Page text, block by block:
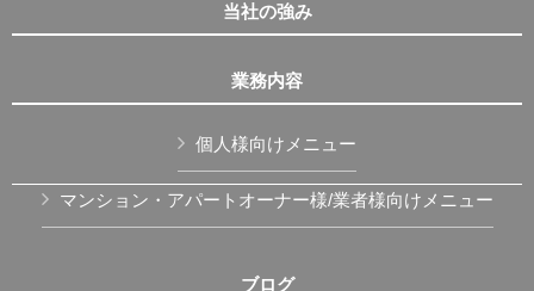
当社の強み
業務内容
個人様向けメニュー
マンション・アパートオーナー様/業者様向けメニュー
ブログ